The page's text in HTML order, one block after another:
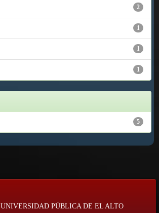
2
1
1
1
5
UNIVERSIDAD PÚBLICA DE EL ALTO